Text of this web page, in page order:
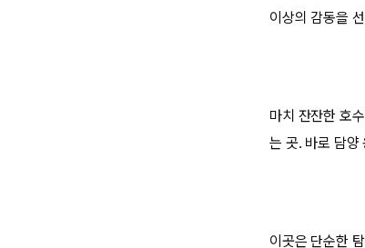
이상의 감동을
마치 잔잔한 호
는 곳. 바로 담양
이곳은 단순한